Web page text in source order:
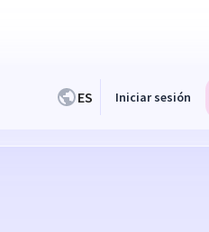
ES Iniciar sesión